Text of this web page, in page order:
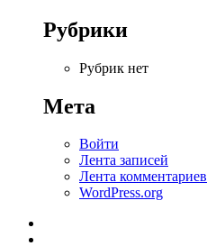
Рубрики
Рубрик нет
Мета
Войти
Лента записей
Лента комментариев
WordPress.org